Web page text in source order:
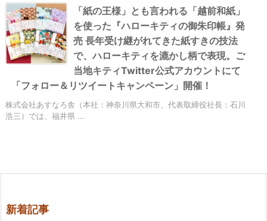
「紙の王様」とも言われる「越前和紙」
を使った『ハローキティの御朱印帳』発
売 長年受け継がれてきた紙すきの技法
で、ハローキティを漉かし柄で表現。ご
当地キティTwitter公式アカウントにて
「フォロー＆リツイートキャンペーン」開催！
株式会社あすなろ舎（本社：神奈川県大和市、代表取締役社長：石川
浩三）では、福井県 ...
新着記事